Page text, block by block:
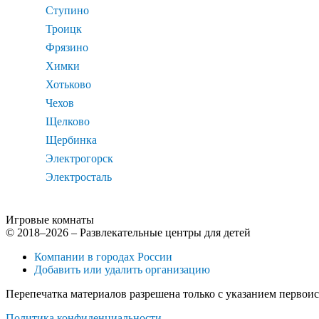
Ступино
Троицк
Фрязино
Химки
Хотьково
Чехов
Щелково
Щербинка
Электрогорск
Электросталь
Игровые комнаты
© 2018–2026 – Развлекательные центры для детей
Компании в городах России
Добавить или удалить организацию
Перепечатка материалов разрешена только с указанием